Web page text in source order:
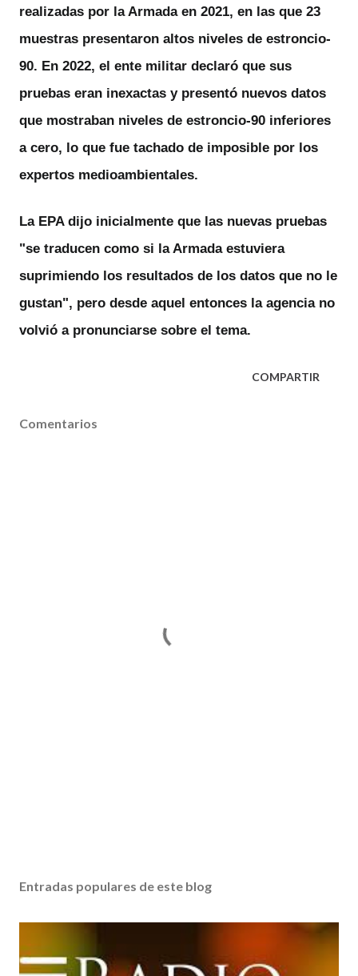
realizadas por la Armada en 2021, en las que 23
muestras presentaron altos niveles de estroncio-
90. En 2022, el ente militar declaró que sus
pruebas eran inexactas y presentó nuevos datos
que mostraban niveles de estroncio-90 inferiores
a cero, lo que fue tachado de imposible por los
expertos medioambientales.
La EPA dijo inicialmente que las nuevas pruebas
"se traducen como si la Armada estuviera
suprimiendo los resultados de los datos que no le
gustan", pero desde aquel entonces la agencia no
volvió a pronunciarse sobre el tema.
COMPARTIR
Comentarios
Entradas populares de este blog